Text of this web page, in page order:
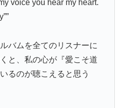
voice you hear my heart.
バムを全てのリスナーに
と、私の心が『愛こそ道
るのが聴こえると思う